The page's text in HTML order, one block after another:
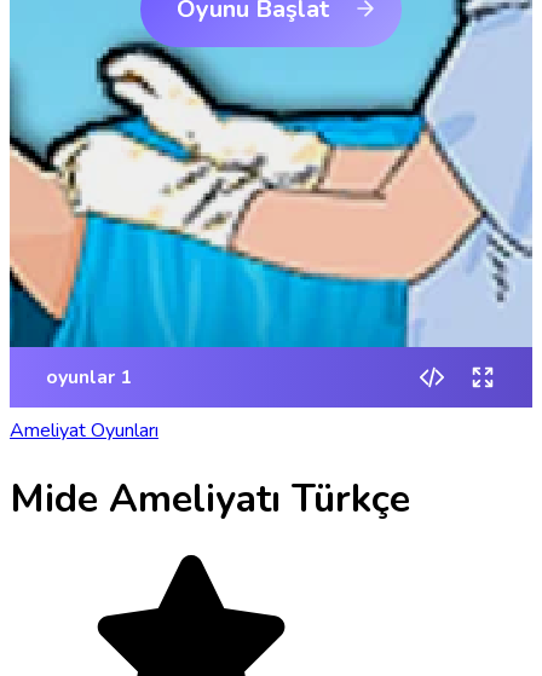
Ameliyat Oyunları
Mide Ameliyatı Türkçe